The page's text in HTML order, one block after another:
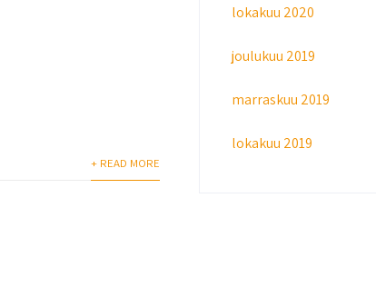
+ READ MORE
lokakuu 2020
joulukuu 2019
marraskuu 2019
lokakuu 2019